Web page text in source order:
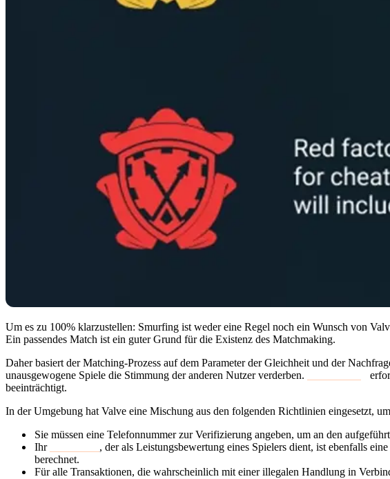
Um es zu 100% klarzustellen: Smurfing ist weder eine Regel noch ein Wunsch von
Ein passendes Match ist ein guter Grund für die Existenz des Matchmaking.
Daher basiert der Matching-Prozess auf dem Parameter der Gleichheit und der
unausgewogene Spiele die Stimmung der anderen Nutzer verderben.
beeinträchtigt.
In der Umgebung hat Valve eine Mischung aus den folgenden Richtlinien eingesetzt,
Sie müssen eine Telefonnummer zur Verifizierung angeben, um an den
Ihr
, der als Leistungsbewertung eines Spielers dient, ist ebenfalls
berechnet.
Für alle Transaktionen, die wahrscheinlich mit einer illegalen Handlung in